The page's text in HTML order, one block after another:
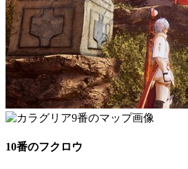
10番のフクロウ